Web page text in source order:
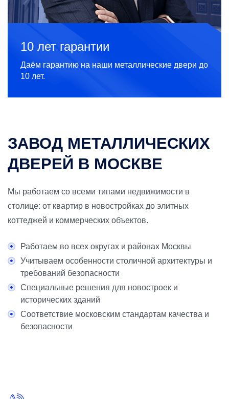
10 лет гарантии
Даём гарантию на наши металлические двери до
10 лет.
ЗАВОД МЕТАЛЛИЧЕСКИХ
ДВЕРЕЙ В МОСКВЕ
Мы работаем со всеми типами недвижимости в
столице: от квартир в новостройках до элитных
коттеджей и коммерческих объектов.
Работаем во всех округах и районах Москвы
Учитываем особенности столичной архитектуры и
требований безопасности
Специальные решения для новостроек и
исторических зданий
Соответствие московским стандартам качества и
безопасности